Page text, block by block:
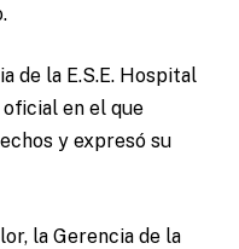
de la E.S.E. Hospital
en el que
y expresó su
la Gerencia de la